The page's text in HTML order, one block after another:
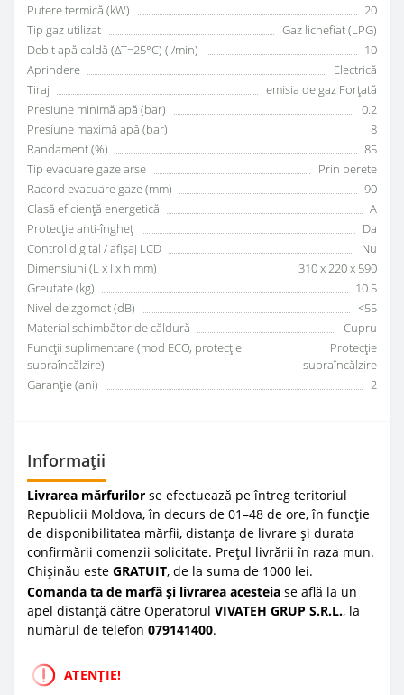
Putere termică (kW)
20
Tip gaz utilizat
Gaz lichefiat (LPG)
Debit apă caldă (ΔT=25°C) (l/min)
10
Aprindere
Electrică
Tiraj
emisia de gaz Forțată
Presiune minimă apă (bar)
0.2
Presiune maximă apă (bar)
8
Randament (%)
85
Tip evacuare gaze arse
Prin perete
Racord evacuare gaze (mm)
90
Clasă eficiență energetică
A
Protecție anti-îngheț
Da
Control digital / afișaj LCD
Nu
Dimensiuni (L x l x h mm)
310 x 220 x 590
Greutate (kg)
10.5
Nivel de zgomot (dB)
<55
Material schimbător de căldură
Cupru
Funcții suplimentare (mod ECO, protecție
supraîncălzire)
Protecție
supraîncălzire
Garanție (ani)
2
Informații
Livrarea mărfurilor se efectuează pe întreg teritoriul
Republicii Moldova, în decurs de 01–48 de ore, în funcție
de disponibilitatea mărfii, distanța de livrare și durata
confirmării comenzii solicitate. Prețul livrării în raza mun.
Chișinău este GRATUIT, de la suma de 1000 lei.
Comanda ta de marfă și livrarea acesteia se află la un
apel distanță către Operatorul VIVATEH GRUP S.R.L., la
numărul de telefon 079141400.
ATENȚIE!